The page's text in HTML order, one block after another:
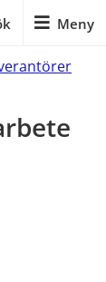
Meny